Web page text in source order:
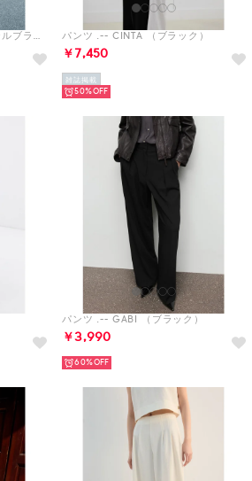
ジーンズ .-- LUCKY （パステルブラウン） パンツ .-- CINTA （ブラック）
￥7,450
雑誌掲載
50%
パンツ .-- GABI （ブラック）
￥3,990
60%